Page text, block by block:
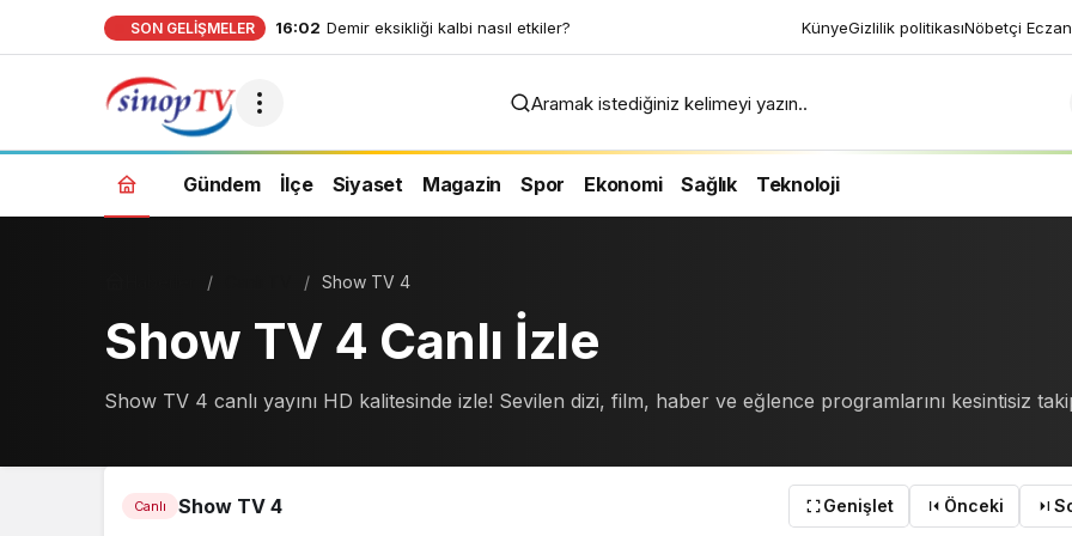
SON GELIŞMELER 16:02 Demir eksikliği kalbi nasıl etkiler? KünyeGizlilik politikasıNöbetçi
Aramak istediğiniz kelimeyi yazın..
Gündem İlçe Siyaset Magazin Spor Ekonomi Sağlık Teknoloji
Show TV 4
Show TV 4 Canlı İzle
Show TV 4 canlı yayını HD kalitesinde izle! Sevilen dizi, film, haber ve eğlence programlarını kesintisiz
Canlı Show TV 4 Genişlet Önceki